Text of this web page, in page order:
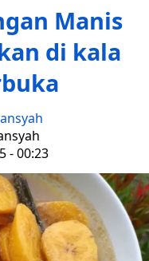
Manis
di kala
- 00:23